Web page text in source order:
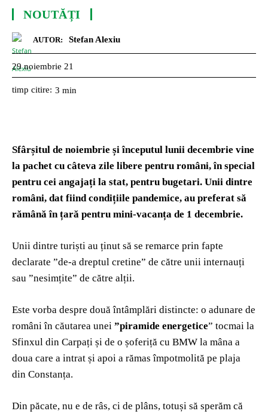
NOUTĂȚI
AUTOR: Stefan Alexiu
29 noiembrie 21
timp citire: 3 min
Sfârșitul de noiembrie și începutul lunii decembrie vine
la pachet cu câteva zile libere pentru români, în special
pentru cei angajați la stat, pentru bugetari. Unii dintre
români, dat fiind condițiile pandemice, au preferat să
rămână în țară pentru mini-vacanța de 1 decembrie.
Unii dintre turiști au ținut să se remarce prin fapte
declarate ”de-a dreptul cretine” de către unii internauți
sau ”nesimțite” de către alții.
Este vorba despre două întâmplări distincte: o adunare de
români în căutarea unei ”piramide energetice” tocmai la
Sfinxul din Carpați și de o șoferiță cu BMW la mâna a
doua care a intrat și apoi a rămas împotmolită pe plaja
din Constanța.
Din păcate, nu e de râs, ci de plâns, totuși să sperăm că